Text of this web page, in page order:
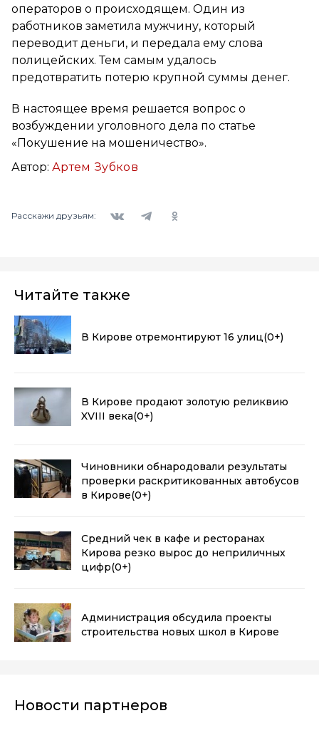
операторов о происходящем. Один из
работников заметила мужчину, который
переводит деньги, и передала ему слова
полицейских. Тем самым удалось
предотвратить потерю крупной суммы денег.
В настоящее время решается вопрос о
возбуждении уголовного дела по статье
«Покушение на мошеничество».
Автор: Артем Зубков
Расскажи друзьям:
Читайте также
В Кирове отремонтируют 16 улиц(0+)
В Кирове продают золотую реликвию
XVIII века(0+)
Чиновники обнародовали результаты
проверки раскритикованных автобусов
в Кирове(0+)
Средний чек в кафе и ресторанах
Кирова резко вырос до неприличных
цифр(0+)
Администрация обсудила проекты
строительства новых школ в Кирове
Новости партнеров